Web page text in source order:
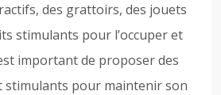
des grattoirs, des jouets
stimulants pour l’occuper et
important de proposer des
stimulants pour maintenir son